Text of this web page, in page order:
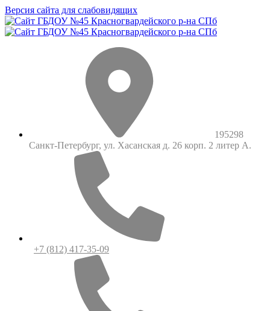
Версия сайта для слабовидящих
195298
Санкт-Петербург, ул. Хасанская д. 26 корп. 2 литер А.
+7 (812) 417-35-09